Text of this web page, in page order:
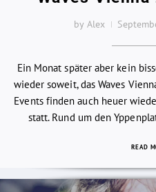
by Alex
Ein Monat später aber kein
wieder soweit, das Waves
Events finden auch heuer
statt. Rund um den
READ